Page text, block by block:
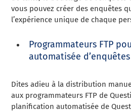
vous pouvez créer des enquêtes
l’expérience unique de chaque
Programmateurs FTP
automatisée d’enquêtes
Dites adieu à la distribution
aux programmateurs FTP de
planification automatisée de